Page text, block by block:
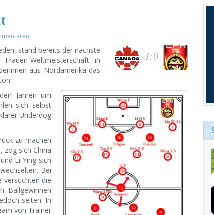
1:0
stand bereits der nächste
Weltmeisterschaft in
aus Nordamerika das
Jahren um
sich selbst
Underdog
zu machen
zog sich China
Li Ying sich
Bei
versuchten die
Ballgewinnen
selten. In
von Trainer